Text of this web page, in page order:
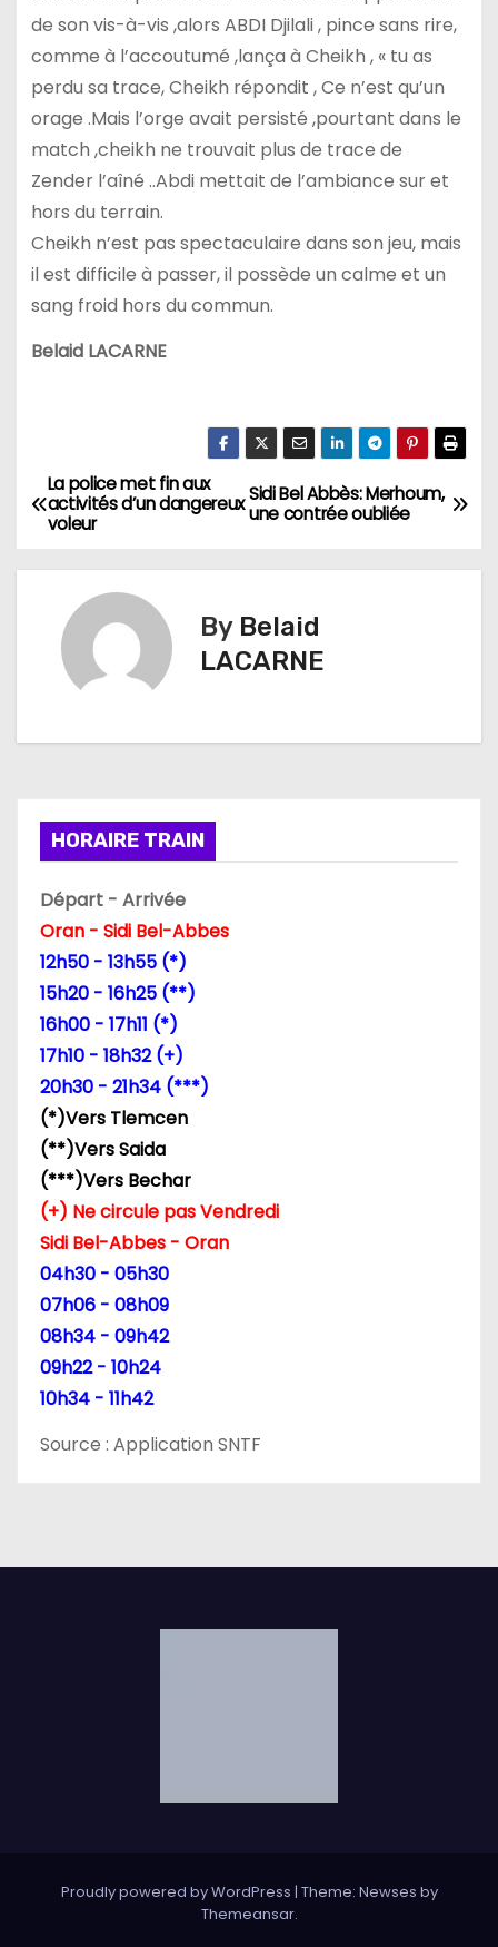
de son vis-à-vis ,alors ABDI Djilali , pince sans rire,
comme à l’accoutumé ,lança à Cheikh , « tu as
perdu sa trace, Cheikh répondit , Ce n’est qu’un
orage .Mais l’orge avait persisté ,pourtant dans le
match ,cheikh ne trouvait plus de trace de
Zender l’aîné ..Abdi mettait de l’ambiance sur et
hors du terrain.
Cheikh n’est pas spectaculaire dans son jeu, mais
il est difficile à passer, il possède un calme et un
sang froid hors du commun.
Belaid LACARNE
N
o
n
d
e
a
r
t
c
e
Sidi Bel Abbès: Merhoum,
une contrée oubliée
La police met fin aux
activités d’un dangereux
voleur
By Belaid
LACARNE
HORAIRE TRAIN
Départ - Arrivée
Oran - Sidi Bel-Abbes
12h50 - 13h55 (*)
15h20 - 16h25 (**)
16h00 - 17h11 (*)
17h10 - 18h32 (+)
20h30 - 21h34 (***)
(*)Vers Tlemcen
(**)Vers Saida
(***)Vers Bechar
(+) Ne circule pas Vendredi
Sidi Bel-Abbes - Oran
04h30 - 05h30
07h06 - 08h09
08h34 - 09h42
09h22 - 10h24
10h34 - 11h42
Source : Application SNTF
Proudly powered by WordPress | Theme: Newses by
Themeansar.